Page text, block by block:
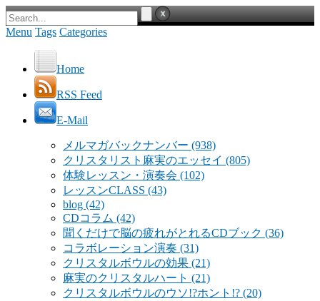
Menu Tags Categories
Home
RSS Feed
E-Mail
メルマガバックナンバー (938)
クリスタリスト麻実のエッセイ (805)
体験レッスン・演奏会 (102)
レッスンCLASS (43)
blog (42)
CDコラム (42)
聞くだけで脳の疲れがとれるCDブック (36)
コラボレーション演奏 (31)
クリスタルボウルの効果 (21)
麻実のクリスタルハート (21)
クリスタルボウルのウソ!?ホント!? (20)